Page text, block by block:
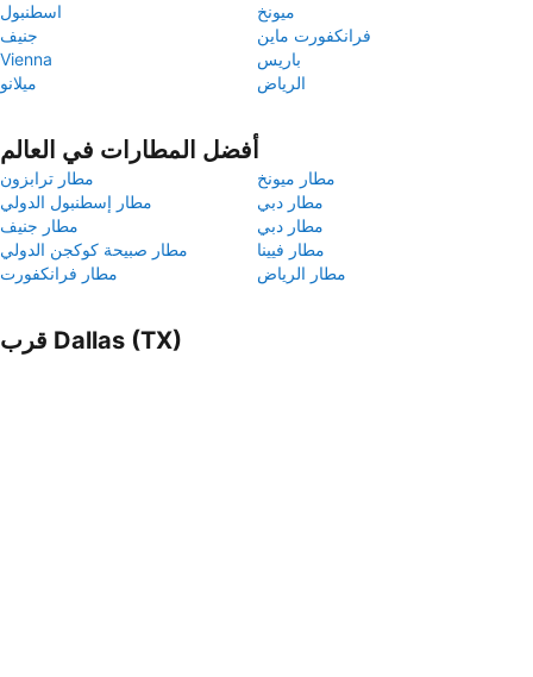
اسطنبول
ميونخ
جنيف
فرانكفورت ماين
Vienna
باريس
ميلانو
الرياض
أفضل المطارات في العالم
مطار ترابزون
مطار ميونخ
مطار إسطنبول الدولي
مطار دبي
مطار جنيف
مطار دبي
مطار صبيحة كوكجن الدولي
مطار فيينا
مطار فرانكفورت
مطار الرياض
قرب Dallas (TX)